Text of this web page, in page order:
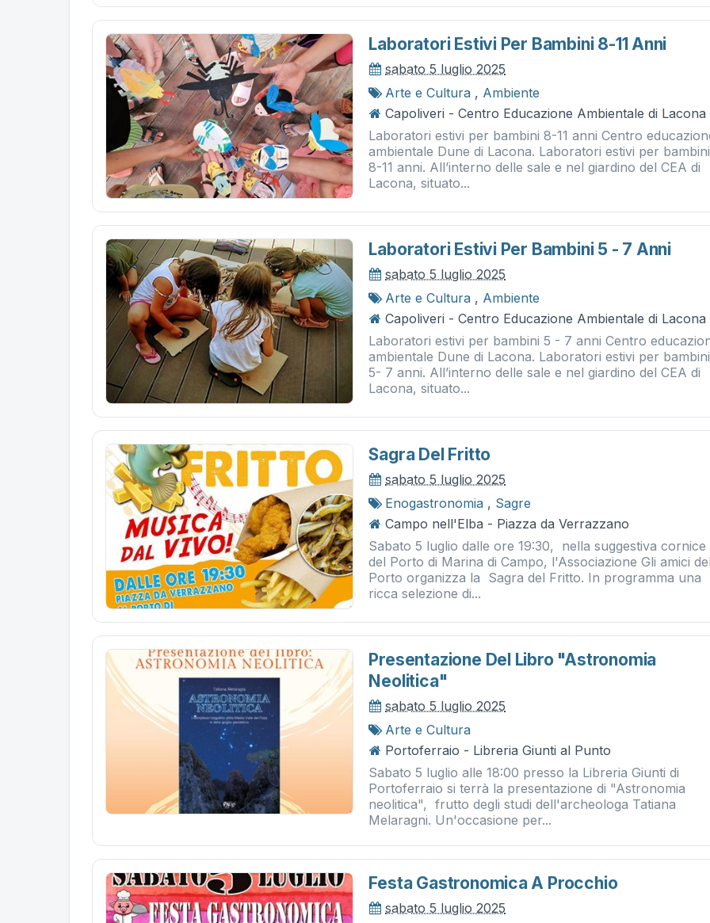
Laboratori Estivi Per Bambini 8-11 Anni
sabato 5 luglio 2025
Arte e Cultura , Ambiente
Capoliveri - Centro Educazione Ambientale di Lacona
Laboratori estivi per bambini 8-11 anni Centro
ambientale Dune di Lacona. Laboratori estivi per
8-11 anni. All’interno delle sale e nel giardino del CEA di
Lacona, situato...
Laboratori Estivi Per Bambini 5 - 7 Anni
sabato 5 luglio 2025
Arte e Cultura , Ambiente
Capoliveri - Centro Educazione Ambientale di Lacona
Laboratori estivi per bambini 5 - 7 anni Centro
ambientale Dune di Lacona. Laboratori estivi per bambini
5- 7 anni. All’interno delle sale e nel giardino del CEA di
Lacona, situato...
Sagra Del Fritto
sabato 5 luglio 2025
Enogastronomia , Sagre
Campo nell'Elba - Piazza da Verrazzano
Sabato 5 luglio dalle ore 19:30, nella suggestiva cornice
del Porto di Marina di Campo, l'Associazione Gli amici
Porto organizza la Sagra del Fritto. In programma una
ricca selezione di...
Presentazione Del Libro "astronomia
Neolitica"
sabato 5 luglio 2025
Arte e Cultura
Portoferraio - Libreria Giunti al Punto
Sabato 5 luglio alle 18:00 presso la Libreria Giunti di
Portoferraio si terrà la presentazione di "Astronomia
neolitica", frutto degli studi dell'archeologa Tatiana
Melaragni. Un'occasione per...
Festa Gastronomica A Procchio
sabato 5 luglio 2025